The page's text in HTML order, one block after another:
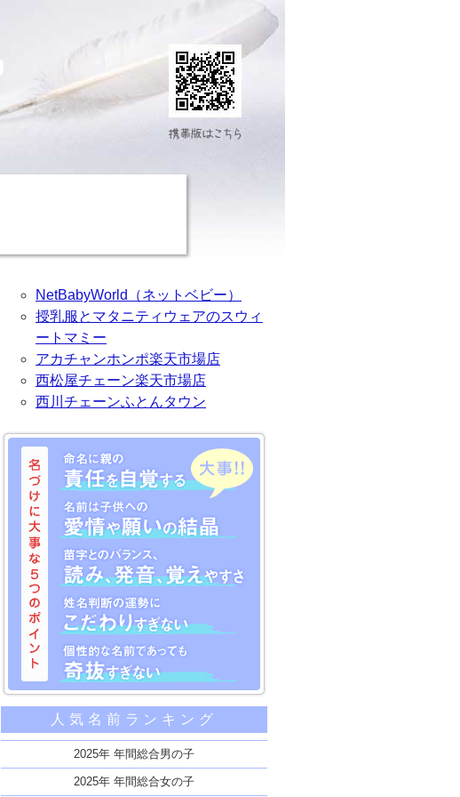
NetBabyWorld（ネットベビー）
授乳服とマタニティウェアのスウィ
ートマミー
アカチャンホンポ楽天市場店
西松屋チェーン楽天市場店
西川チェーンふとんタウン
名づけに大事な5つのポイント
命名に親の責任を自覚する
名前は子供への愛情や願いの結晶
苗字とのバランス、読み、発音、覚えやすさ
姓名判断の運勢にこだわりすぎない
人気名前ランキング
2025年 年間総合男の子
2025年 年間総合女の子